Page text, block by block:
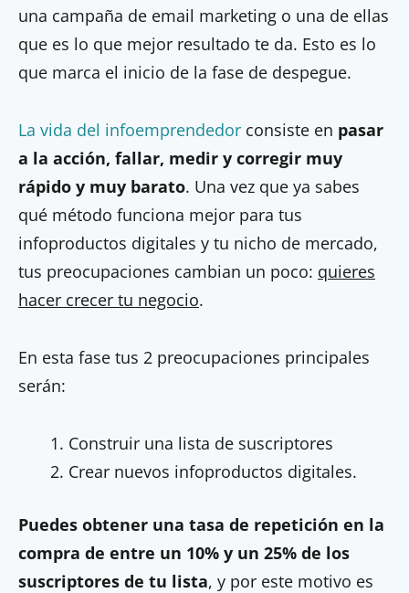
una campaña de email marketing o una de ellas
que es lo que mejor resultado te da. Esto es lo
que marca el inicio de la fase de despegue.
La vida del infoemprendedor consiste en pasar
a la acción, fallar, medir y corregir muy
rápido y muy barato. Una vez que ya sabes
qué método funciona mejor para tus
infoproductos digitales y tu nicho de mercado,
tus preocupaciones cambian un poco: quieres
hacer crecer tu negocio.
En esta fase tus 2 preocupaciones principales
serán:
Construir una lista de suscriptores
Crear nuevos infoproductos digitales.
Puedes obtener una tasa de repetición en la
compra de entre un 10% y un 25% de los
suscriptores de tu lista, y por este motivo es